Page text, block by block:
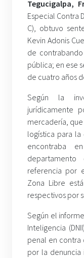
Tegucigalpa,
Especial Contra
C), obtuvo
Kevin Adonis
de
pública; en ese
de cuatro años
Según la
jurídicamente
mercadería,
logística para
encontraba
referencia por
Zona Libre
respectivos por
Según el
Inteligencia
penal en contra
por la denuncia